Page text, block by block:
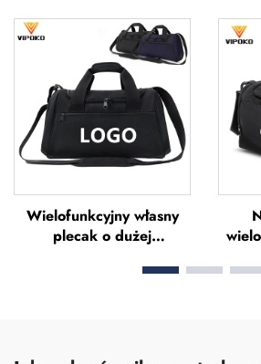
do piłki nożnej, ochrona
na nogi, ochraniacze na
piszczel do piłki nożnej
Wielofunkcyjny własny
plecak o dużej
sportowa do siłowni dla
torba podróżna typu